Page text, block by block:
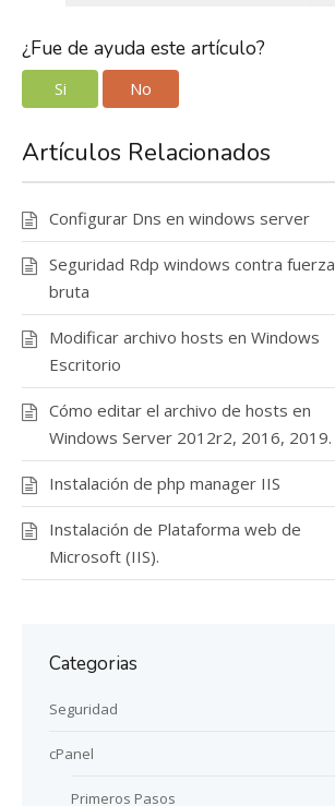
¿Fue de ayuda este artículo?
Si No
Artículos Relacionados
Configurar Dns en windows server
Seguridad Rdp windows contra fuerza
bruta
Modificar archivo hosts en Windows
Escritorio
Cómo editar el archivo de hosts en
Windows Server 2012r2, 2016, 2019.
Instalación de php manager IIS
Instalación de Plataforma web de
Microsoft (IIS).
Categorias
Seguridad
cPanel
Primeros Pasos